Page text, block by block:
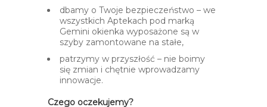
dbamy o Twoje bezpieczeństwo – we
wszystkich Aptekach pod marką
Gemini okienka wyposażone są w
szyby zamontowane na stałe,
patrzymy w przyszłość – nie boimy
się zmian i chętnie wprowadzamy
innowacje.
Czego oczekujemy?